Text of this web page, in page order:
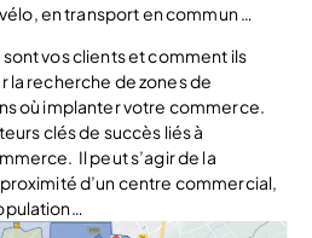
en transport en commun …
vos clients et comment ils
la recherche de zones de
où implanter votre commerce.
clés de succès liés à
Il peut s’agir de la
d’un centre commercial,